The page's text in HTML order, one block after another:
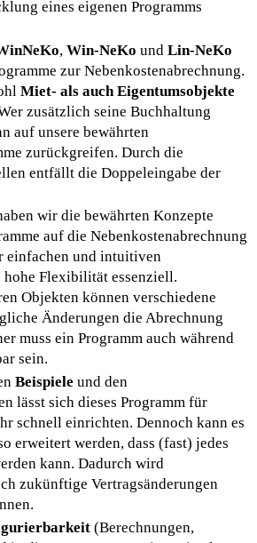
seine Buchhaltung
bewährten
die Doppeleingabe der
bewährten Konzepte
die Nebenkostenabrechnung
und intuitiven
essenziell.
können verschiedene
die Abrechnung
Programm auch während
dieses Programm für
einrichten. Dennoch kann es
werden, dass (fast) jedes
Dadurch wird
Vertragsänderungen
(Berechnungen,
Programm ein optimaler
Selbstverständlich bieten
kostenlos) an, um neue
optimal
Neuerungen:
auch über einenChat
Fehler behoben.
Optimierungen der
Weitere Informationen
Software erkennen Sie
Dies gilt auch für die
an Dritte ist ausschließlich